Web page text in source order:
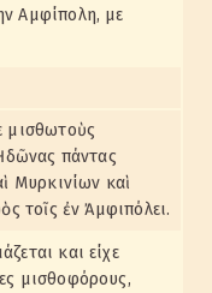
Αμφίπολη, με
μισθωτοὺς
πάντας
Μυρκινίων καὶ
τοῖς ἐν Ἀμφιπόλει.
και είχε
μισθοφόρους,